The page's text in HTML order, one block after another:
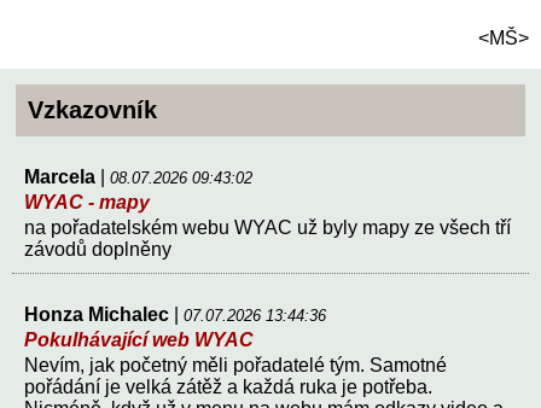
<MŠ>
Vzkazovník
Marcela 08.07.2026 09:43:02
WYAC - mapy
na pořadatelském webu WYAC už byly mapy ze všech tří
závodů doplněny
Honza Michalec 07.07.2026 13:44:36
Pokulhávající web WYAC
Nevím, jak početný měli pořadatelé tým. Samotné
pořádání je velká zátěž a každá ruka je potřeba.